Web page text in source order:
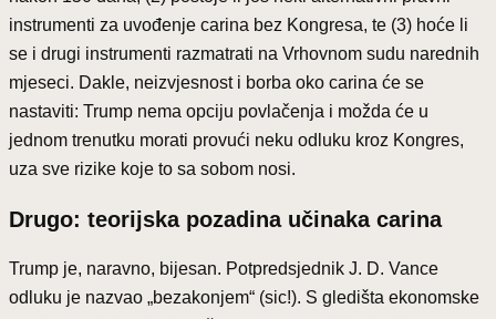
instrumenti za uvođenje carina bez Kongresa, te (3) hoće li
se i drugi instrumenti razmatrati na Vrhovnom sudu narednih
mjeseci. Dakle, neizvjesnost i borba oko carina će se
nastaviti: Trump nema opciju povlačenja i možda će u
jednom trenutku morati provući neku odluku kroz Kongres,
uza sve rizike koje to sa sobom nosi.
Drugo: teorijska pozadina učinaka carina
Trump je, naravno, bijesan. Potpredsjednik J. D. Vance
odluku je nazvao „bezakonjem“ (sic!). S gledišta ekonomske